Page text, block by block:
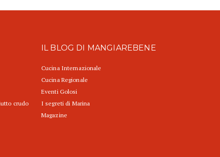
crudo
IL BLOG DI MANGIAREBENE
Cucina Internazionale
Cucina Regionale
Eventi Golosi
I segreti di Marina
Magazine